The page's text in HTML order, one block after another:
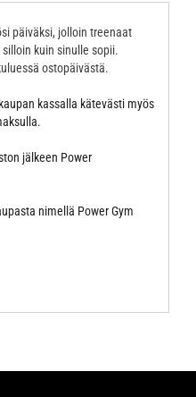
päiväksi, jolloin treenaat
kuin sinulle sopii.
ostopäivästä.
kassalla kätevästi myös
jälkeen Power
nimellä Power Gym